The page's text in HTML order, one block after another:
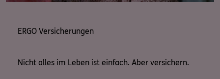
ERGO Versicherungen
Nicht alles im Leben ist einfach. Aber versichern.